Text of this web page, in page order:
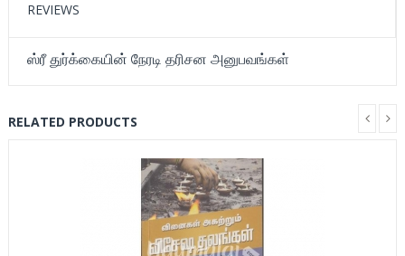
REVIEWS
ஸ்ரீ துர்க்கையின் நேரடி தரிசன அனுபவங்கள்
RELATED PRODUCTS